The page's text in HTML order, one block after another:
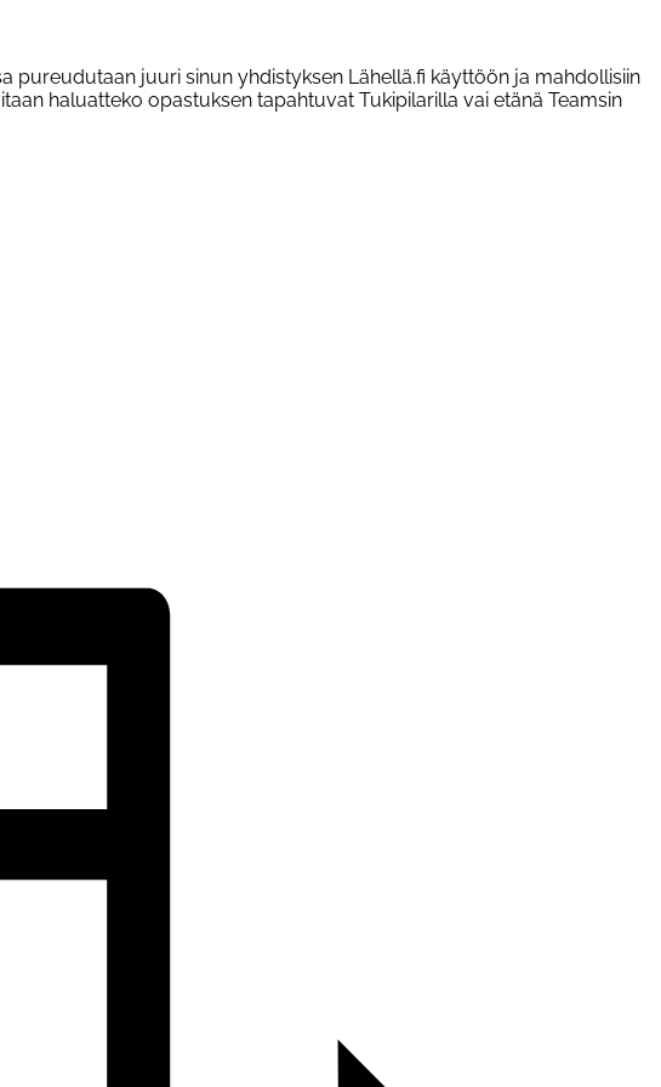
pureudutaan juuri sinun yhdistyksen Lähellä.fi käyttöön ja mahdollisiin
haluatteko opastuksen tapahtuvat Tukipilarilla vai etänä Teamsin